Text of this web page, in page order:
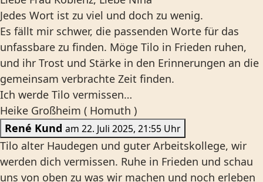
Jedes Wort ist zu viel und doch zu wenig.
Es fällt mir schwer, die passenden Worte für das
unfassbare zu finden. Möge Tilo in Frieden ruhen,
und ihr Trost und Stärke in den Erinnerungen an die
gemeinsam verbrachte Zeit finden.
Ich werde Tilo vermissen…
Heike Großheim ( Homuth )
René Kund
am 22. Juli 2025, 21:55 Uhr
Tilo alter Haudegen und guter Arbeitskollege, wir
werden dich vermissen. Ruhe in Frieden und schau
uns von oben zu was wir machen und noch erleben